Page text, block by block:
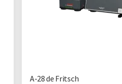
A-28 de Fritsch